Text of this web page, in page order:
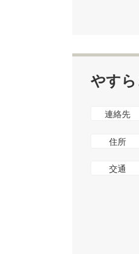
やす
連絡先
住所
交通